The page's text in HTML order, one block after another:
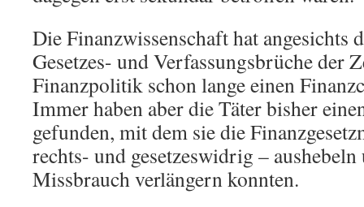
Die Finanzwissenschaft hat angesichts
Gesetzes- und Verfassungsbrüche der
Finanzpolitik schon lange einen
Immer haben aber die Täter bisher
gefunden, mit dem sie die
rechts- und gesetzeswidrig –
Missbrauch verlängern konnten.